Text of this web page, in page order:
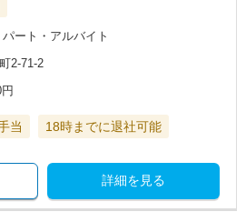
ート・アルバイト
2-71-2
当 18時までに退社可能
詳細を見る